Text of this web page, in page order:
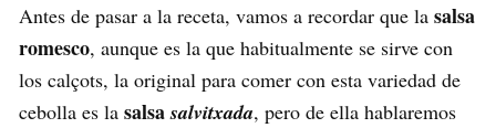
Antes de pasar a la receta, vamos a recordar que la salsa
romesco, aunque es la que habitualmente se sirve con
los calçots, la original para comer con esta variedad de
cebolla es la salsasalvitxada, pero de ella hablaremos